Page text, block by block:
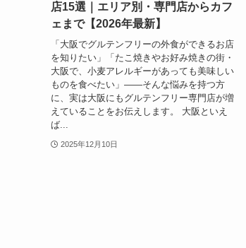
店15選｜エリア別・専門店からカフ
ェまで【2026年最新】
「大阪でグルテンフリーの外食ができるお店
を知りたい」「たこ焼きやお好み焼きの街・
大阪で、小麦アレルギーがあっても美味しい
ものを食べたい」——そんな悩みを持つ方
に、実は大阪にもグルテンフリー専門店が増
えていることをお伝えします。 大阪といえ
ば...
2025年12月10日